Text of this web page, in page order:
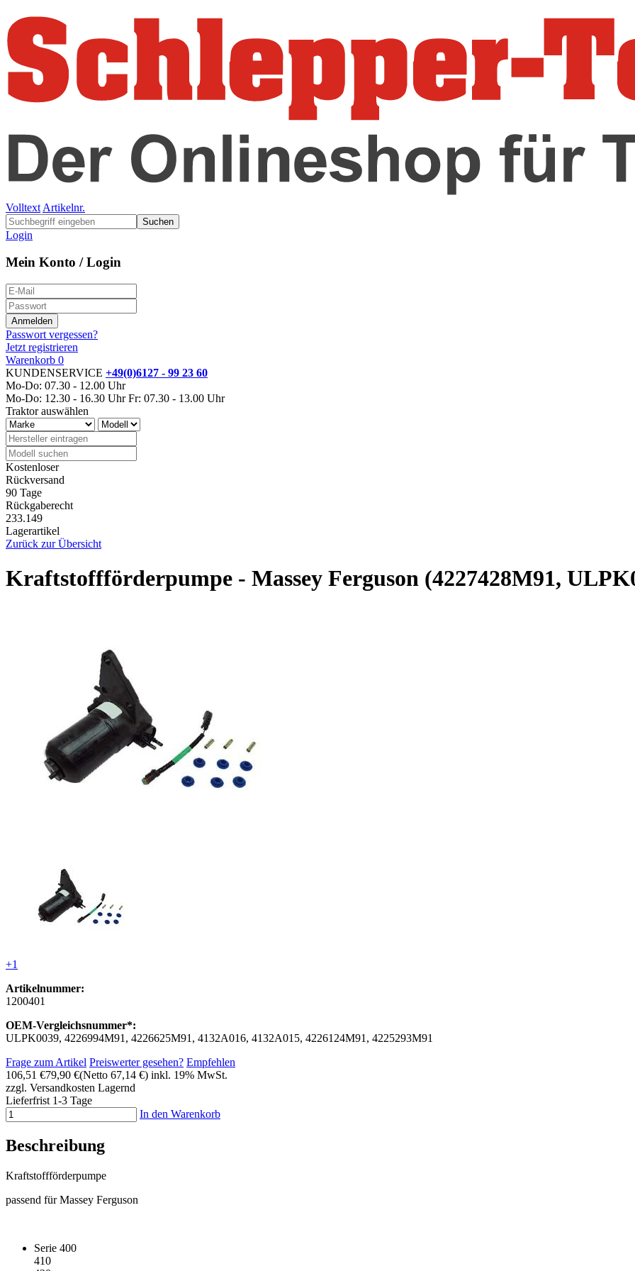
Volltext Artikelnr.
Suchen
Login
Mein Konto / Login
Passwort vergessen?
Jetzt registrieren
Warenkorb 0
KUNDENSERVICE +49(0)6127 - 99 23 60
Mo-Do: 07.30 - 12.00 Uhr
Mo-Do: 12.30 - 16.30 Uhr Fr: 07.30 - 13.00 Uhr
Traktor auswählen
Kostenloser
Rückversand
90 Tage
Rückgaberecht
233.149
Lagerartikel
Zurück zur Übersicht
Kraftstoffförderpumpe - Massey Ferguson (4227428M91,
+1
Artikelnummer:
1200401
OEM-Vergleichsnummer*:
ULPK0039, 4226994M91, 4226625M91, 4132A016, 4132A015, 4226124M91, 4225293M91
Frage zum Artikel Preiswerter gesehen? Empfehlen
106,51 €79,90 €(Netto 67,14 €) inkl. 19% MwSt.
zzgl. Versandkosten Lagernd
Lieferfrist 1-3 Tage
In den Warenkorb
Beschreibung
Kraftstoffförderpumpe
passend für Massey Ferguson
Serie 400
410